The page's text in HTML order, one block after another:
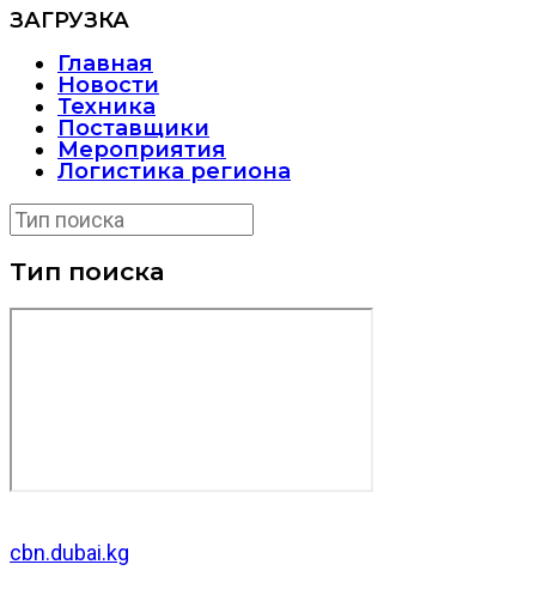
ЗАГРУЗКА
Главная
Новости
Техника
Поставщики
Мероприятия
Логистика региона
Тип поиска
cbn.dubai.kg